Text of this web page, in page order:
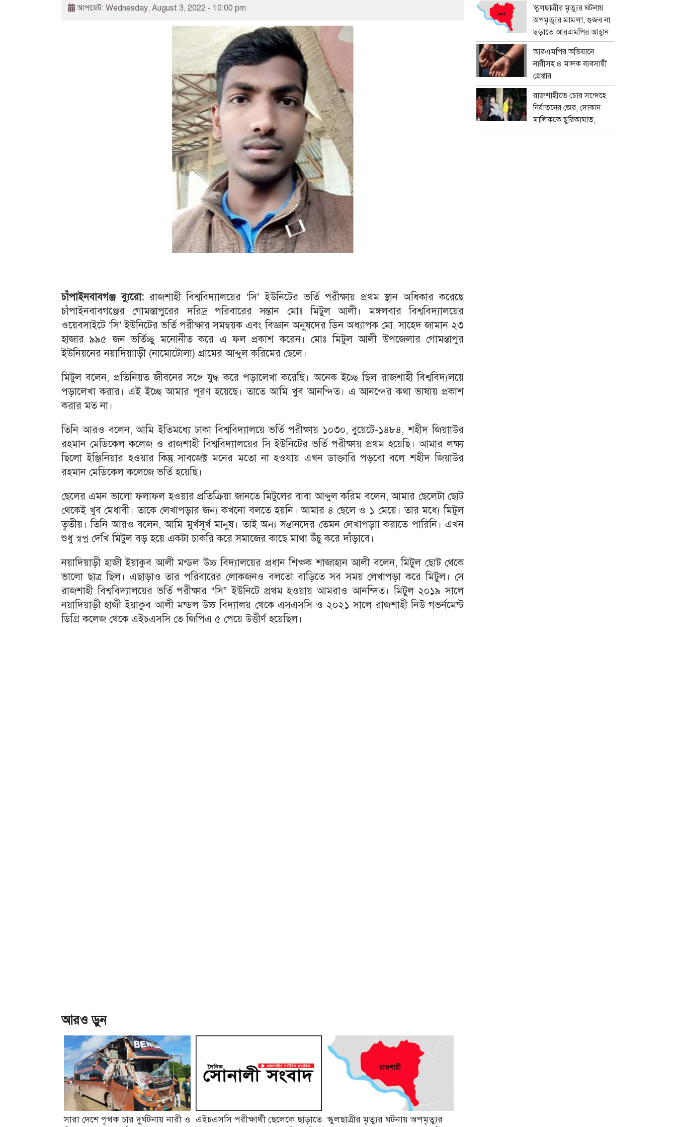
আপডেট: Wednesday, August 3, 2022 - 10:00 pm
চাঁপাইনবাবগঞ্জ ব্যুরো:রাজশাহী বিশ্ববিদ্যালয়ের ‘সি’ ইউনিটের ভর্তি পরীক্ষায় প্রথম স্থান অধিকার করেছে
চাঁপাইনবাবগঞ্জের গোমস্তাপুরের দরিদ্র পরিবারের সন্তান মোঃ মিটুল আলী। মঙ্গলবার বিশ্ববিদ্যালয়ের
ওয়েবসাইটে ‘সি’ ইউনিটের ভর্তি পরীক্ষার সমন্বয়ক এবং বিজ্ঞান অনুষদের ডিন অধ্যাপক মো. সাহেদ জামান ২৩
হাজার ৯৯৫ জন ভর্তিচ্ছু মনোনীত করে এ ফল প্রকাশ করেন। মোঃ মিটুল আলী উপজেলার গোমস্তাপুর
ইউনিয়নের নয়াদিয়াাড়ী (নামোটোলা) গ্রামের আব্দুল করিমের ছেলে।
মিটুল বলেন, প্রতিনিয়ত জীবনের সঙ্গে যুদ্ধ করে পড়ালেখা করেছি। অনেক ইচ্ছে ছিল রাজশাহী বিশ্ববিদ্যলয়ে
পড়ালেখা করার। এই ইচ্ছে আমার পূরণ হয়েছে। তাতে আমি খুব আনন্দিত। এ আনন্দের কথা ভাষায় প্রকাশ
করার মত না।
তিনি আরও বলেন, আমি ইতিমধ্যে ঢাকা বিশ্ববিদ্যালয়ে ভর্তি পরীক্ষায় ১০৩০, বুয়েটে-১৪৮৪, শহীদ জিয়াাউর
রহমান মেডিকেল কলেজ ও রাজশাহী বিশ্ববিদ্যালয়ের সি ইউনিটের ভর্তি পরীক্ষায় প্রথম হয়েছি। আমার লক্ষ্য
ছিলো ইঞ্জিনিয়ার হওয়ার কিন্তু সাবজেক্ট মনের মতো না হওযায় এখন ডাক্তারি পড়বো বলে শহীদ জিয়াউর
রহমান মেডিকেল কলেজে ভর্তি হয়েছি।
ছেলের এমন ভালো ফলাফল হওয়ার প্রতিক্রিয়া জানতে মিটুলের বাবা আব্দুল করিম বলেন, আমার ছেলেটা ছোট
থেকেই খুব মেধাবী। তাকে লেখাপড়ার জন্য কখনো বলতে হয়নি। আমার ৪ ছেলে ও ১ মেয়ে। তার মধ্যে মিটুল
তৃতীয়। তিনি আরও বলেন, আমি মুর্খসূর্খ মানুষ। তাই অন্য সন্তানদের তেমন লেখাপড়াা করাতে পারিনি। এখন
শুধু স্বপ্ন দেখি মিটুল বড় হয়ে একটা চাকরি করে সমাজের কাছে মাথা উঁচু করে দাঁড়াবে।
নয়াদিয়াড়ী হাজী ইয়াকুব আলী মন্ডল উচ্চ বিদ্যালয়ের প্রধান শিক্ষক শাজাহান আলী বলেন, মিটুল ছোট থেকে
ভালো ছাত্র ছিল। এছাড়াও তার পরিবারের লোকজনও বলতো বাড়িতে সব সময় লেখাপড়া করে মিটুল। সে
রাজশাহী বিশ্ববিদ্যালয়ের ভর্তি পরীক্ষার “সি” ইউনিটে প্রথম হওয়ায় আমরাও আনন্দিত। মিটুল ২০১৯ সালে
নয়াদিয়াড়ী হাজী ইয়াকুব আলী মন্ডল উচ্চ বিদ্যালয় থেকে এসএসসি ও ২০২১ সালে রাজশাহী নিউ গভর্নমেন্ট
ডিগ্রি কলেজ থেকে এইচএসসি তে জিপিএ ৫ পেয়ে উত্তীর্ণ হয়েছিল।
আরও ড়ুন
সারা দেশে পৃথক চার দুর্ঘটনায় নারী ও এইচএসসি পরীক্ষার্থী ছেলেকে ছাড়াতে স্কুলছাত্রীর মৃত্যুর ঘটনায় অপমৃত্যুর
স্কুলছাত্রীর মৃত্যুর ঘটনায়
অপমৃত্যুর মামলা, গুজব না
ছড়াতে আরএমপির আহ্বান
আরএমপির অভিযানে
নারীসহ ৪ মাদক ব্যবসায়ী
গ্রেপ্তার
রাজশাহীতে চোর সন্দেহে
নির্যাতনের জের, দোকান
মালিককে ছুরিকাঘাত,
মামলা